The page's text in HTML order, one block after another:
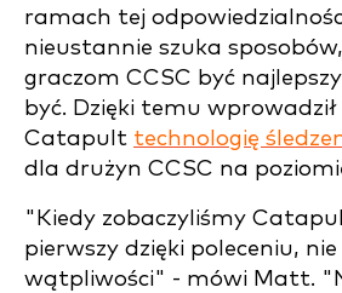
ramach tej
nieustannie szuka
graczom CCSC być
być. Dzięki temu
Catapult technologię
dla drużyn CCSC na
"Kiedy zobaczyliśmy
pierwszy dzięki poleceniu, nie
wątpliwości" - mówi Matt.